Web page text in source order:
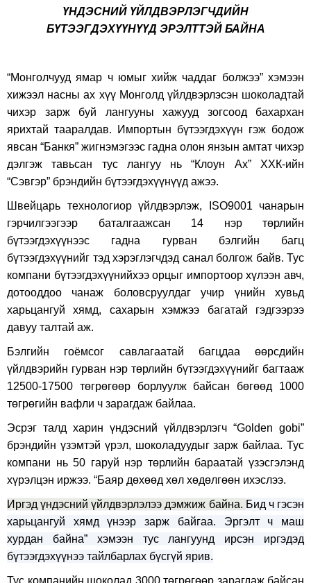
ҮНДЭСНИЙ ҮЙЛДВЭРЛЭГЧДИЙН
БҮТЭЭГДЭХҮҮНҮҮД ЭРЭЛТТЭЙ БАЙНА
“Монголчууд ямар ч юмыг хийж чаддаг болжээ” хэмээн
хижээл насны ах хүү Монголд үйлдвэрлэсэн шоколадтай
чихэр зарж буй лангууны хажууд зогсоод бахархан
ярихтай тааралдав. Импортын бүтээгдэхүүн гэж бодож
явсан “Банкя” жигнэмэгээс гадна олон янзын амтат чихэр
дэлгэж тавьсан тус лангуу нь “Клоун Ах” ХХК-ийн
“Сэвгэр” брэндийн бүтээгдэхүүнүүд ажээ.
Швейцарь технологиор үйлдвэрлэж, ISO9001 чанарын
гэрчилгээгээр баталгаажсан 14 нэр төрлийн
бүтээгдэхүүнээс гадна гурван бэлгийн багц
бүтээгдэхүүнийг тэд хэрэглэгчдэд санал болгож байв. Тус
компани бүтээгдэхүүнийхээ орцыг импортоор хүлээн авч,
дотооддоо чанаж боловсруулдаг учир үнийн хувьд
харьцангуй хямд, сахарын хэмжээ багатай гэдгээрээ
давуу талтай аж.
Бэлгийн гоёмсог савлагаатай багцдаа өөрсдийн
үйлдвэрийн гурван нэр төрлийн бүтээгдэхүүнийг багтааж
12500-17500 төгрөгөөр борлуулж байсан бөгөөд 1000
төгрөгийн вафли ч зарагдаж байлаа.
Эсрэг талд харин үндэсний үйлдвэрлэгч “Golden gobi”
брэндийн үзэмтэй үрэл, шоколадуудыг зарж байлаа. Тус
компани нь 50 гаруй нэр төрлийн бараатай үзэсгэлэнд
хүрэлцэн иржээ. “Баяр дөхөөд хөл хөдөлгөөн ихэслээ.
Иргэд үндэсний үйлдвэрлэлээ дэмжиж байна. Бид ч гэсэн
харьцангуй хямд үнээр зарж байгаа. Эргэлт ч маш
хурдан байна” хэмээн тус лангуунд ирсэн иргэдэд
бүтээгдэхүүнээ тайлбарлах бүсгүй ярив.
Тус компанийн шоколад 3000 төгрөгөөр зарагдаж байсан